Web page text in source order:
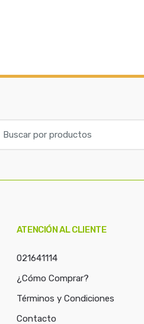
ATENCIÓN AL CLIENTE
021641114
¿Cómo Comprar?
Términos y Condiciones
Contacto